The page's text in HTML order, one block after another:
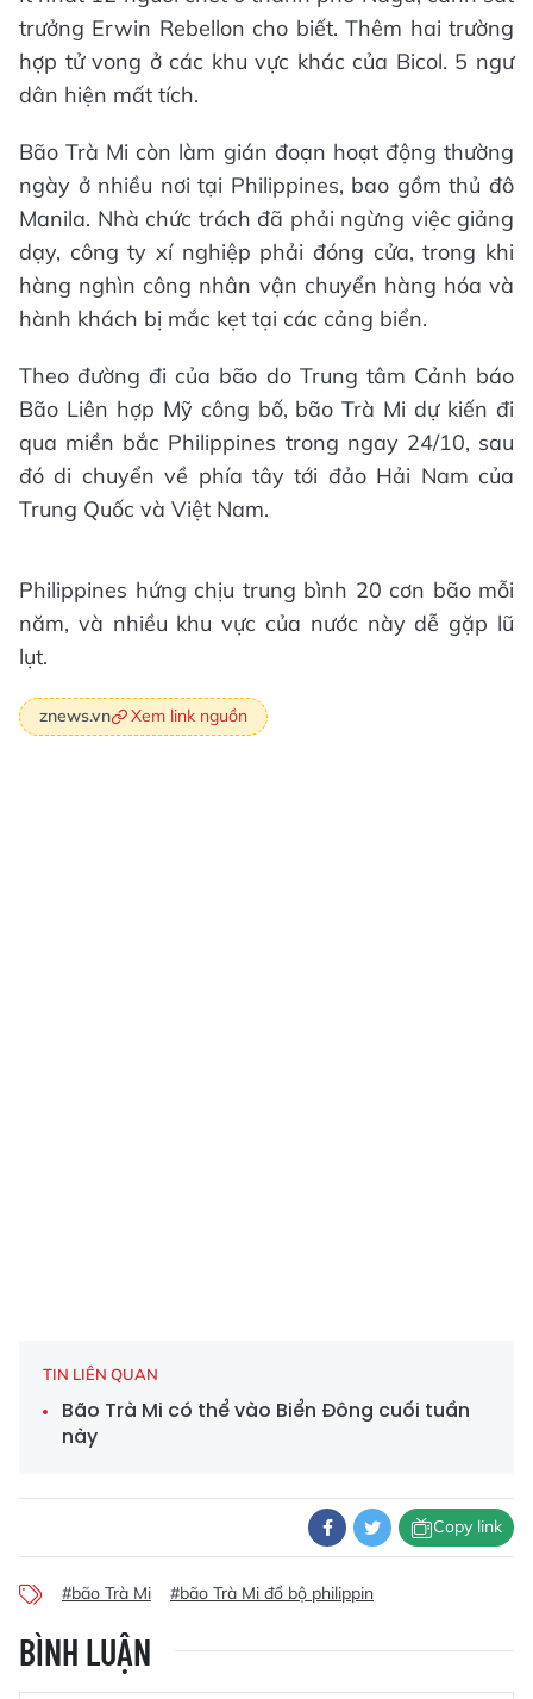
trưởng Erwin Rebellon cho biết. Thêm hai trường
hợp tử vong ở các khu vực khác của Bicol. 5 ngư
dân hiện mất tích.
Bão Trà Mi còn làm gián đoạn hoạt động thường
ngày ở nhiều nơi tại Philippines, bao gồm thủ đô
Manila. Nhà chức trách đã phải ngừng việc giảng
dạy, công ty xí nghiệp phải đóng cửa, trong khi
hàng nghìn công nhân vận chuyển hàng hóa và
hành khách bị mắc kẹt tại các cảng biển.
Theo đường đi của bão do Trung tâm Cảnh báo
Bão Liên hợp Mỹ công bố, bão Trà Mi dự kiến đi
qua miền bắc Philippines trong ngay 24/10, sau
đó di chuyển về phía tây tới đảo Hải Nam của
Trung Quốc và Việt Nam.
Philippines hứng chịu trung bình 20 cơn bão mỗi
năm, và nhiều khu vực của nước này dễ gặp lũ
lụt.
znews.vn Xem link nguồn
TIN LIÊN QUAN
Bão Trà Mi có thể vào Biển Đông cuối tuần
này
Copy link
#bão Trà Mi #bão Trà Mi đổ bộ philippin
BÌNH LUẬN